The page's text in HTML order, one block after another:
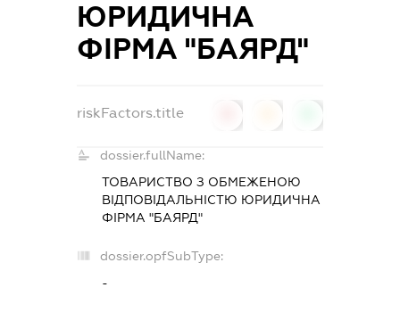
ЮРИДИЧНА
ФІРМА "БАЯРД"
riskFactors.title
dossier.fullName:
ТОВАРИСТВО З ОБМЕЖЕНОЮ
ВІДПОВІДАЛЬНІСТЮ ЮРИДИЧНА
ФІРМА "БАЯРД"
dossier.opfSubType:
-